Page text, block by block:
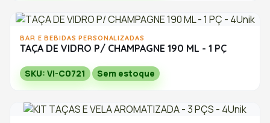
BAR E BEBIDAS PERSONALIZADAS
TAÇA DE VIDRO P/ CHAMPAGNE 190 ML - 1 PÇ
SKU: VI-C0721 Sem estoque